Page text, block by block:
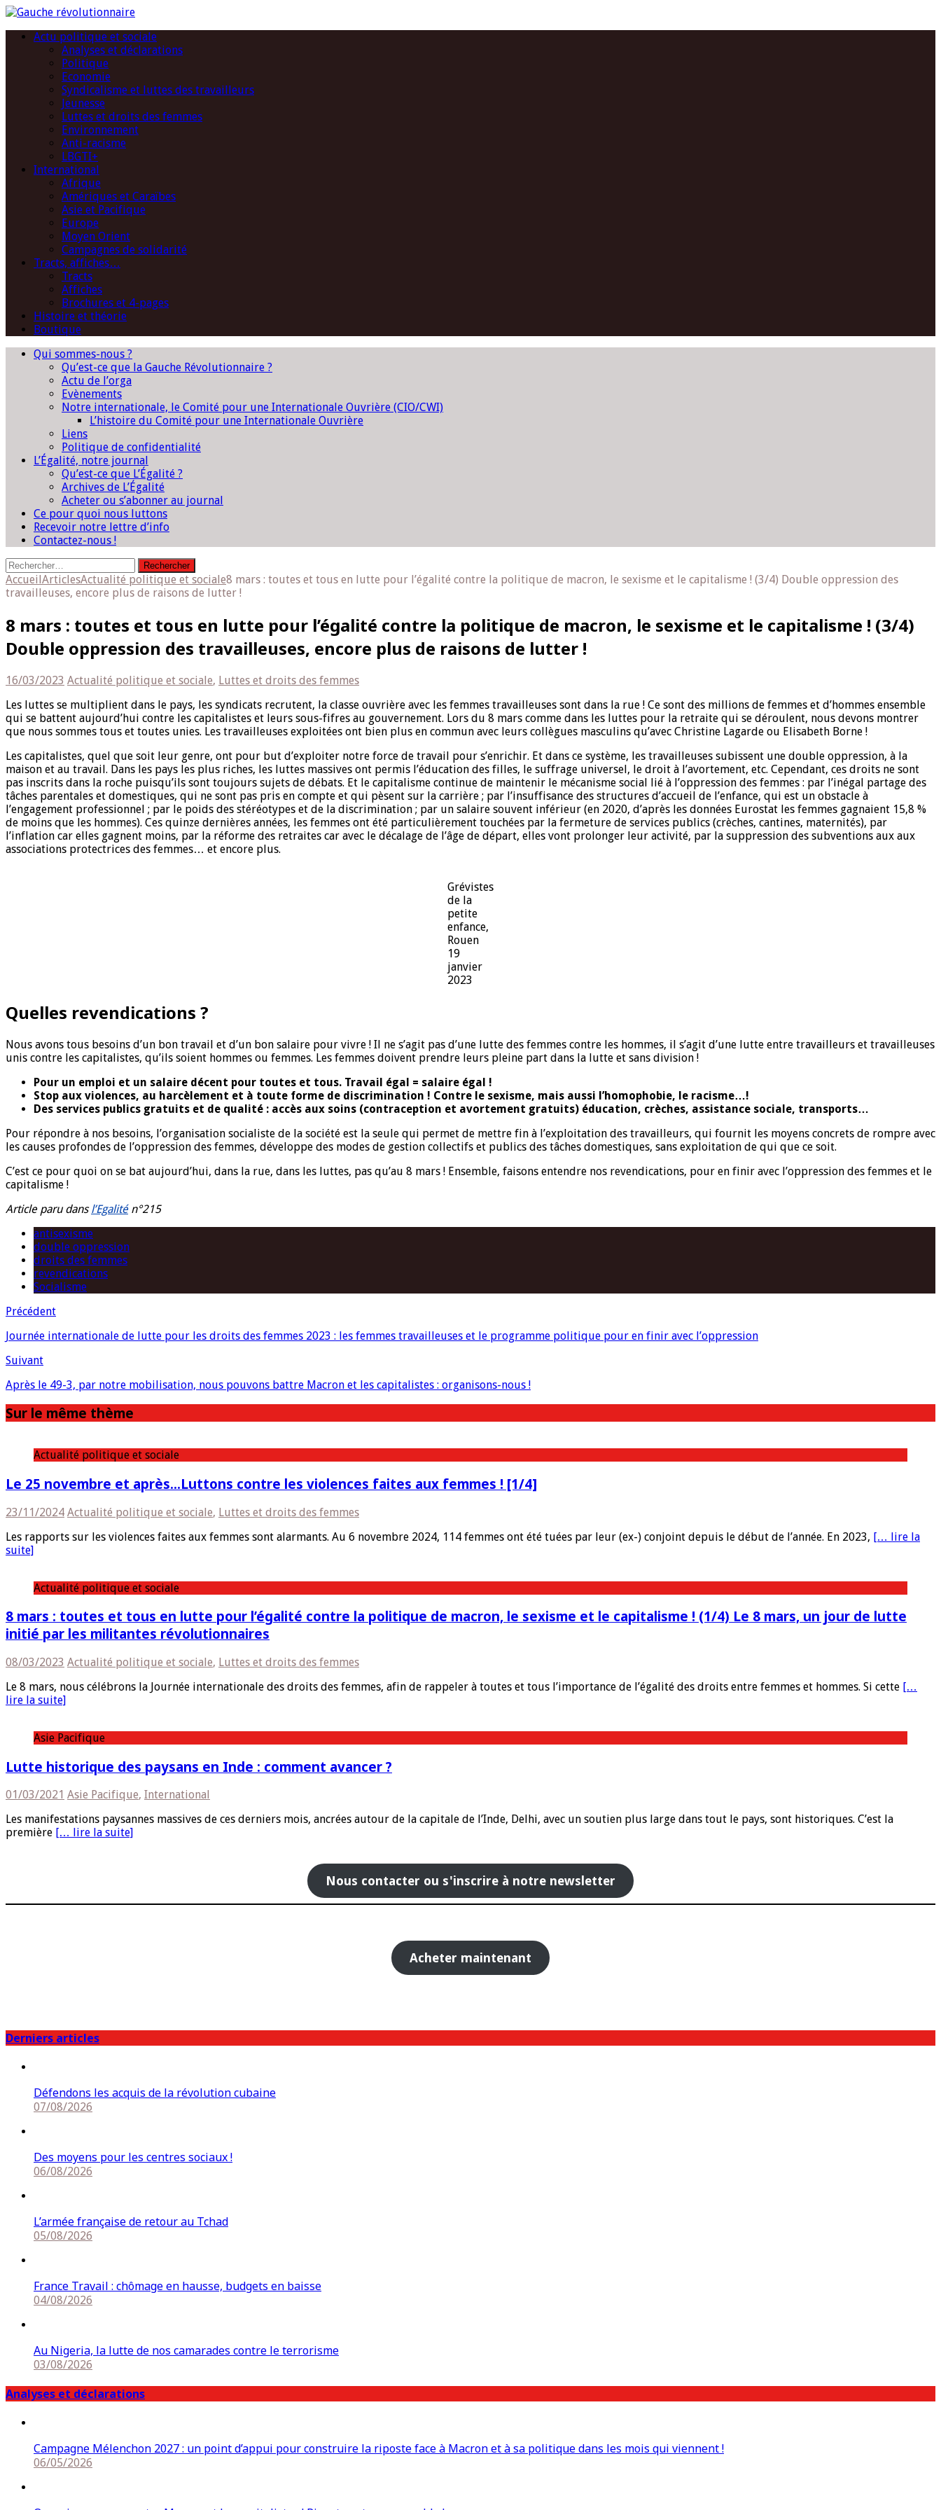
Actu politique et sociale
Analyses et déclarations
Politique
Economie
Syndicalisme et luttes des travailleurs
Jeunesse
Luttes et droits des femmes
Environnement
Anti-racisme
LBGTI+
International
Afrique
Amériques et Caraïbes
Asie et Pacifique
Europe
Moyen Orient
Campagnes de solidarité
Tracts, affiches…
Tracts
Affiches
Brochures et 4-pages
Histoire et théorie
Boutique
Qui sommes-nous ?
Qu’est-ce que la Gauche Révolutionnaire ?
Actu de l’orga
Evènements
Notre internationale, le Comité pour une Internationale Ouvrière (CIO/CWI)
L’histoire du Comité pour une Internationale Ouvrière
Liens
Politique de confidentialité
L’Égalité, notre journal
Qu’est-ce que L’Égalité ?
Archives de L’Égalité
Acheter ou s’abonner au journal
Ce pour quoi nous luttons
Recevoir notre lettre d’info
Contactez-nous !
Rechercher :
AccueilArticlesActualité politique et sociale8 mars : toutes et tous en lutte pour l’égalité contre la politique de macron, le sexisme et le capitalisme ! (3/4) Double oppression des
travailleuses, encore plus de raisons de lutter !
8 mars : toutes et tous en lutte pour l’égalité contre la politique de macron, le sexisme et le capitalisme ! (3/4)
Double oppression des travailleuses, encore plus de raisons de lutter !
16/03/2023 Actualité politique et sociale, Luttes et droits des femmes
Les luttes se multiplient dans le pays, les syndicats recrutent, la classe ouvrière avec les femmes travailleuses sont dans la rue ! Ce sont des millions de femmes et d’hommes ensemble
qui se battent aujourd’hui contre les capitalistes et leurs sous-fifres au gouvernement. Lors du 8 mars comme dans les luttes pour la retraite qui se déroulent, nous devons montrer
que nous sommes tous et toutes unies. Les travailleuses exploitées ont bien plus en commun avec leurs collègues masculins qu’avec Christine Lagarde ou Elisabeth Borne !
Les capitalistes, quel que soit leur genre, ont pour but d’exploiter notre force de travail pour s’enrichir. Et dans ce système, les travailleuses subissent une double oppression, à la
maison et au travail. Dans les pays les plus riches, les luttes massives ont permis l’éducation des filles, le suffrage universel, le droit à l’avortement, etc. Cependant, ces droits ne sont
pas inscrits dans la roche puisqu’ils sont toujours sujets de débats. Et le capitalisme continue de maintenir le mécanisme social lié à l’oppression des femmes : par l’inégal partage des
tâches parentales et domestiques, qui ne sont pas pris en compte et qui pèsent sur la carrière ; par l’insuffisance des structures d’accueil de l’enfance, qui est un obstacle à
l’engagement professionnel ; par le poids des stéréotypes et de la discrimination ; par un salaire souvent inférieur (en 2020, d’après les données Eurostat les femmes gagnaient 15,8 %
de moins que les hommes). Ces quinze dernières années, les femmes ont été particulièrement touchées par la fermeture de services publics (crèches, cantines, maternités), par
l’inflation car elles gagnent moins, par la réforme des retraites car avec le décalage de l’âge de départ, elles vont prolonger leur activité, par la suppression des subventions aux aux
associations protectrices des femmes… et encore plus.
Grévistes
de la
petite
enfance,
Rouen
19
janvier
2023
Quelles revendications ?
Nous avons tous besoins d’un bon travail et d’un bon salaire pour vivre ! Il ne s’agit pas d’une lutte des femmes contre les hommes, il s’agit d’une lutte entre travailleurs et travailleuses
unis contre les capitalistes, qu’ils soient hommes ou femmes. Les femmes doivent prendre leurs pleine part dans la lutte et sans division !
Pour un emploi et un salaire décent pour toutes et tous. Travail égal = salaire égal !
Stop aux violences, au harcèlement et à toute forme de discrimination ! Contre le sexisme, mais aussi l’homophobie, le racisme…!
Des services publics gratuits et de qualité : accès aux soins (contraception et avortement gratuits) éducation, crèches, assistance sociale, transports…
Pour répondre à nos besoins, l’organisation socialiste de la société est la seule qui permet de mettre fin à l’exploitation des travailleurs, qui fournit les moyens concrets de rompre avec
les causes profondes de l’oppression des femmes, développe des modes de gestion collectifs et publics des tâches domestiques, sans exploitation de qui que ce soit.
C’est ce pour quoi on se bat aujourd’hui, dans la rue, dans les luttes, pas qu’au 8 mars ! Ensemble, faisons entendre nos revendications, pour en finir avec l’oppression des femmes et le
capitalisme !
Article paru dans l’Egalitén°215
antisexisme
double oppression
droits des femmes
revendications
Socialisme
Précédent
Journée internationale de lutte pour les droits des femmes 2023 : les femmes travailleuses et le programme politique pour en finir avec l’oppression
Suivant
Après le 49-3, par notre mobilisation, nous pouvons battre Macron et les capitalistes : organisons-nous !
Sur le même thème
Actualité politique et sociale
Le 25 novembre et après…Luttons contre les violences faites aux femmes ! [1/4]
23/11/2024 Actualité politique et sociale, Luttes et droits des femmes
Les rapports sur les violences faites aux femmes sont alarmants. Au 6 novembre 2024, 114 femmes ont été tuées par leur (ex-) conjoint depuis le début de l’année. En 2023, [… lire la
suite]
Actualité politique et sociale
8 mars : toutes et tous en lutte pour l’égalité contre la politique de macron, le sexisme et le capitalisme ! (1/4) Le 8 mars, un jour de lutte
initié par les militantes révolutionnaires
08/03/2023 Actualité politique et sociale, Luttes et droits des femmes
Le 8 mars, nous célébrons la Journée internationale des droits des femmes, afin de rappeler à toutes et tous l’importance de l’égalité des droits entre femmes et hommes. Si cette […
lire la suite]
Asie Pacifique
Lutte historique des paysans en Inde : comment avancer ?
01/03/2021 Asie Pacifique, International
Les manifestations paysannes massives de ces derniers mois, ancrées autour de la capitale de l’Inde, Delhi, avec un soutien plus large dans tout le pays, sont historiques. C’est la
première [… lire la suite]
Nous contacter ou s'inscrire à notre newsletter
Acheter maintenant
Derniers articles
Défendons les acquis de la révolution cubaine
07/08/2026
Des moyens pour les centres sociaux !
06/08/2026
L’armée française de retour au Tchad
05/08/2026
France Travail : chômage en hausse, budgets en baisse
04/08/2026
Au Nigeria, la lutte de nos camarades contre le terrorisme
03/08/2026
Analyses et déclarations
Campagne Mélenchon 2027 : un point d’appui pour construire la riposte face à Macron et à sa politique dans les mois qui viennent !
06/05/2026